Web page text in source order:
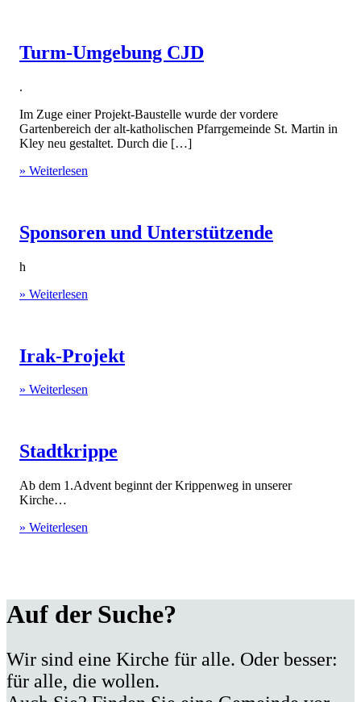
Turm-Umgebung CJD
.
Im Zuge einer Projekt-Baustelle wurde der vordere
Gartenbereich der alt-katholischen Pfarrgemeinde St. Martin in
Kley neu gestaltet. Durch die […]
» Weiterlesen
Sponsoren und Unterstützende
h
» Weiterlesen
Irak-Projekt
» Weiterlesen
Stadtkrippe
Ab dem 1.Advent beginnt der Krippenweg in unserer
Kirche…
» Weiterlesen
Auf der Suche?
Wir sind eine Kirche für alle. Oder besser:
für alle, die wollen.